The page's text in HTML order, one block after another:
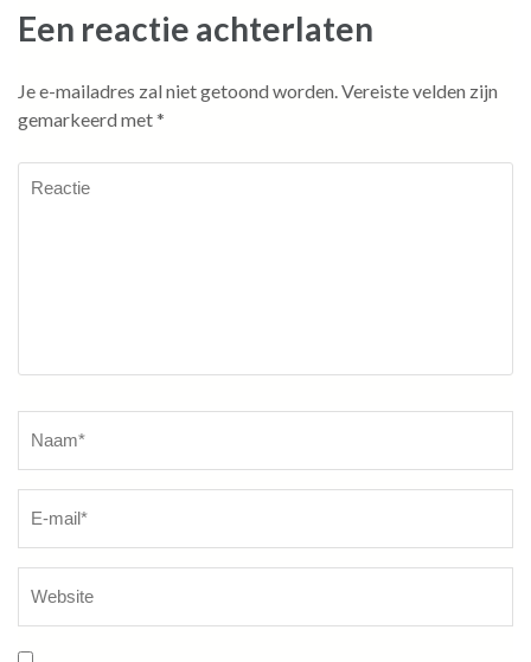
Een reactie achterlaten
Je e-mailadres zal niet getoond worden.Vereiste velden zijn
gemarkeerd met*